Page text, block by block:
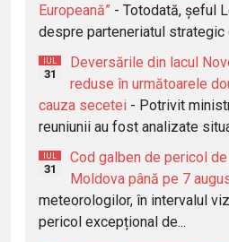
Europeană” - Totodată, șeful
despre parteneriatul strategic
IUL
31
Deversările din lacul
reduse în următoarele
cauza secetei - Potrivit
reuniunii au fost analizate
IUL
31
Cod galben de pericol
Moldova până pe 7
meteorologilor, în intervalul
pericol excepțional de...